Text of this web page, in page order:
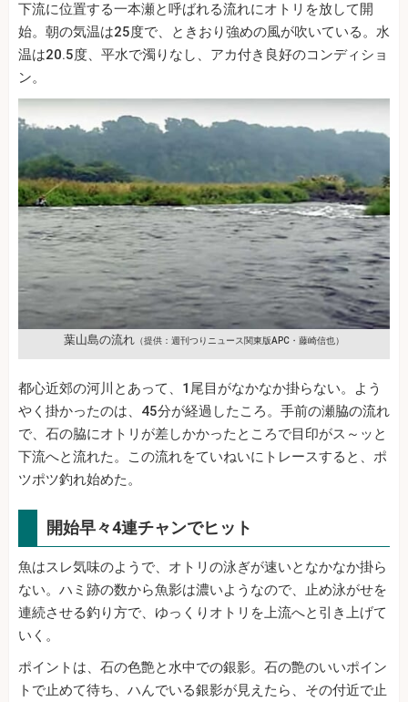
下流に位置する一本瀬と呼ばれる流れにオトリを放して開
始。朝の気温は25度で、ときおり強めの風が吹いている。水
温は20.5度、平水で濁りなし、アカ付き良好のコンディショ
ン。
葉山島の流れ （提供：週刊つりニュース関東版APC・藤崎信也）
都心近郊の河川とあって、1尾目がなかなか掛らない。よう
やく掛かったのは、45分が経過したころ。手前の瀬脇の流れ
で、石の脇にオトリが差しかかったところで目印がス～ッと
下流へと流れた。この流れをていねいにトレースすると、ポ
ツポツ釣れ始めた。
開始早々4連チャンでヒット
魚はスレ気味のようで、オトリの泳ぎが速いとなかなか掛ら
ない。ハミ跡の数から魚影は濃いようなので、止め泳がせを
連続させる釣り方で、ゆっくりオトリを上流へと引き上げて
いく。
ポイントは、石の色艶と水中での銀影。石の艶のいいポイン
トで止めて待ち、ハんでいる銀影が見えたら、その付近で止